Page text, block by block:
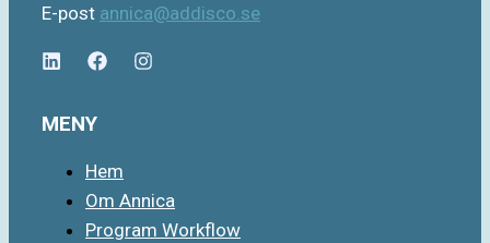
E-post annica@addisco.se
MENY
Hem
Om Annica
Program Workflow